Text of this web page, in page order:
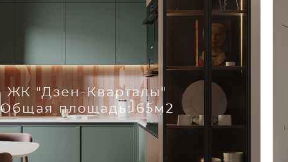
ЖК "Дзен-Кварталы"
Общая площадь: 65м2